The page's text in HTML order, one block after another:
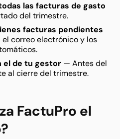
las facturas de gasto
del trimestre.
facturas pendientes
el correo electrónico y los
el de tu gestor — Antes del
al cierre del trimestre.
FactuPro el